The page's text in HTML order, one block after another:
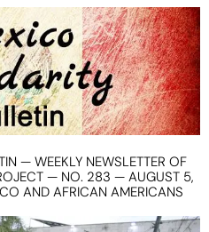
— WEEKLY NEWSLETTER OF
— NO. 283 — AUGUST 5,
AND AFRICAN AMERICANS